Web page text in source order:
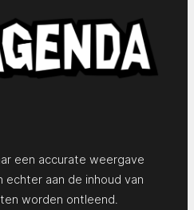
een accurate weergave
echter aan de inhoud van
worden ontleend.